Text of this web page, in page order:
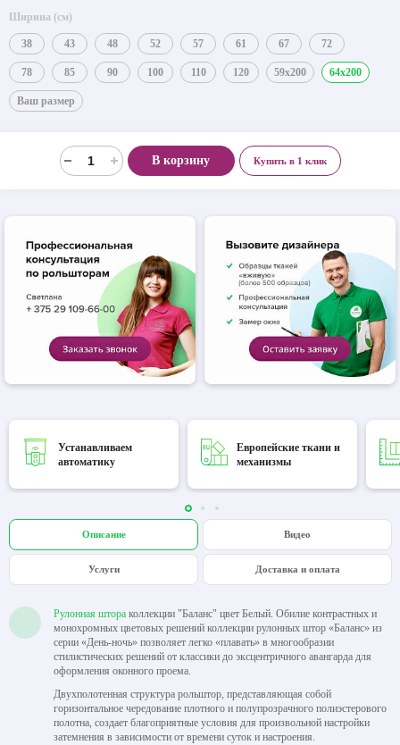
Ширина (см)
38 43 48 52 57 61 67 72
78 85 90 100 110 120 59x200 64x200
Ваш размер
В корзину Купить в 1 клик
Устанавливаем
автоматику
Европейские ткани и
механизмы
Описание Видео
Услуги Доставка и оплата
Рулонная штора коллекции "Баланс" цвет Белый. Обилие контрастных и
монохромных цветовых решений коллекции рулонных штор «Баланс» из
серии «День-ночь» позволяет легко «плавать» в многообразии
стилистических решений от классики до эксцентричного авангарда для
оформления оконного проема.
Двухполотенная структура рольштор, представляющая собой
горизонтальное чередование плотного и полупрозрачного полиэстерового
полотна, создает благоприятные условия для произвольной настройки
затемнения в зависимости от времени суток и настроения.